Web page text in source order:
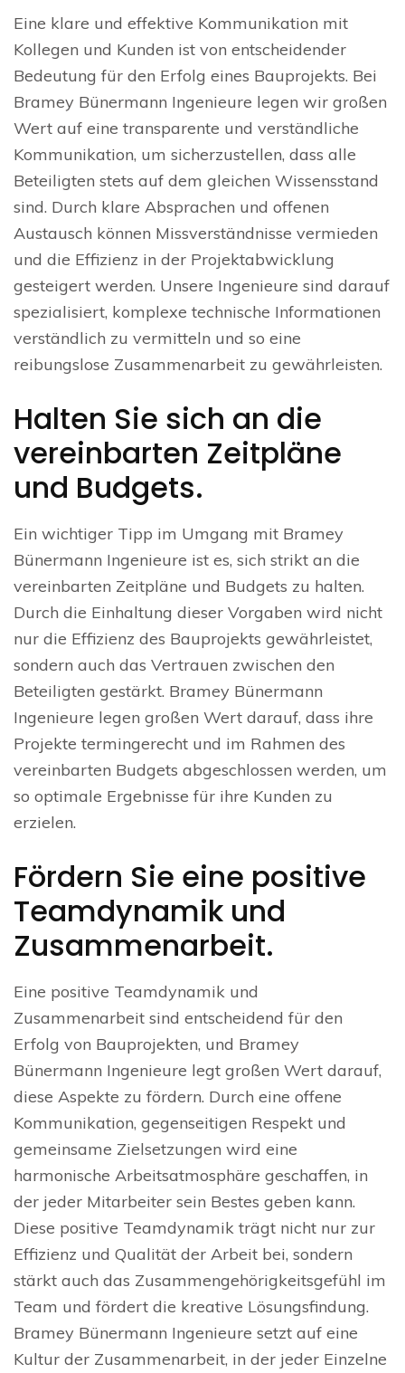
Eine klare und effektive Kommunikation mit
Kollegen und Kunden ist von entscheidender
Bedeutung für den Erfolg eines Bauprojekts. Bei
Bramey Bünermann Ingenieure legen wir großen
Wert auf eine transparente und verständliche
Kommunikation, um sicherzustellen, dass alle
Beteiligten stets auf dem gleichen Wissensstand
sind. Durch klare Absprachen und offenen
Austausch können Missverständnisse vermieden
und die Effizienz in der Projektabwicklung
gesteigert werden. Unsere Ingenieure sind darauf
spezialisiert, komplexe technische Informationen
verständlich zu vermitteln und so eine
reibungslose Zusammenarbeit zu gewährleisten.
Halten Sie sich an die
vereinbarten Zeitpläne
und Budgets.
Ein wichtiger Tipp im Umgang mit Bramey
Bünermann Ingenieure ist es, sich strikt an die
vereinbarten Zeitpläne und Budgets zu halten.
Durch die Einhaltung dieser Vorgaben wird nicht
nur die Effizienz des Bauprojekts gewährleistet,
sondern auch das Vertrauen zwischen den
Beteiligten gestärkt. Bramey Bünermann
Ingenieure legen großen Wert darauf, dass ihre
Projekte termingerecht und im Rahmen des
vereinbarten Budgets abgeschlossen werden, um
so optimale Ergebnisse für ihre Kunden zu
erzielen.
Fördern Sie eine positive
Teamdynamik und
Zusammenarbeit.
Eine positive Teamdynamik und
Zusammenarbeit sind entscheidend für den
Erfolg von Bauprojekten, und Bramey
Bünermann Ingenieure legt großen Wert darauf,
diese Aspekte zu fördern. Durch eine offene
Kommunikation, gegenseitigen Respekt und
gemeinsame Zielsetzungen wird eine
harmonische Arbeitsatmosphäre geschaffen, in
der jeder Mitarbeiter sein Bestes geben kann.
Diese positive Teamdynamik trägt nicht nur zur
Effizienz und Qualität der Arbeit bei, sondern
stärkt auch das Zusammengehörigkeitsgefühl im
Team und fördert die kreative Lösungsfindung.
Bramey Bünermann Ingenieure setzt auf eine
Kultur der Zusammenarbeit, in der jeder Einzelne